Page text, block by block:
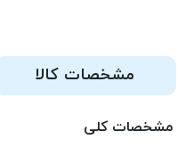
مشخصات کالا
مشخصات کلی